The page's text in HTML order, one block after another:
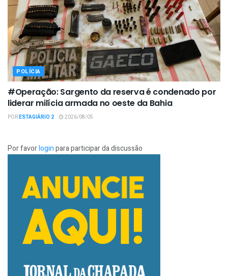
POLÍCIA
#Operação: Sargento da reserva é condenado por
liderar milícia armada no oeste da Bahia
PORESTAGIÁRIO 2 2026/08/05
Por favorloginpara participar da discussão